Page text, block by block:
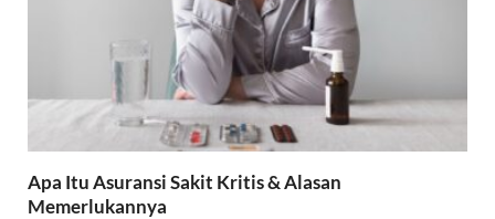
Apa Itu Asuransi Sakit Kritis & Alasan
Memerlukannya